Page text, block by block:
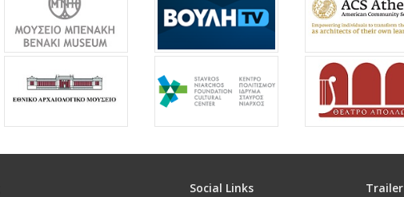
Social Links Trailer